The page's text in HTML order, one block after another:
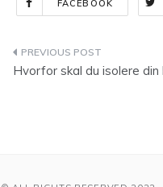
FACEBOOK
Hvorfor skal du isolere